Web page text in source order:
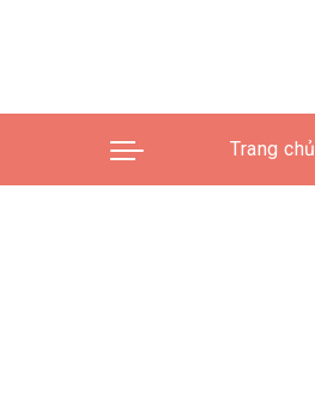
Trang chủ